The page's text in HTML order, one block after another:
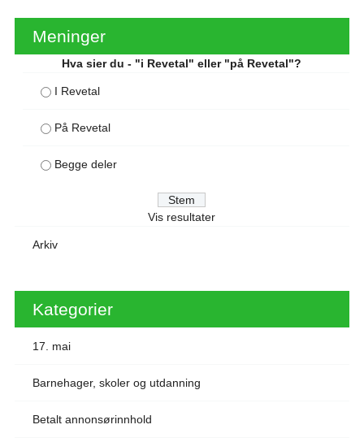
Meninger
Hva sier du - "i Revetal" eller "på Revetal"?
I Revetal
På Revetal
Begge deler
Vis resultater
Arkiv
Kategorier
17. mai
Barnehager, skoler og utdanning
Betalt annonsørinnhold